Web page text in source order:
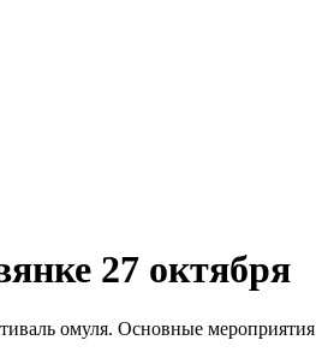
27 октября
омуля. Основные мероприятия